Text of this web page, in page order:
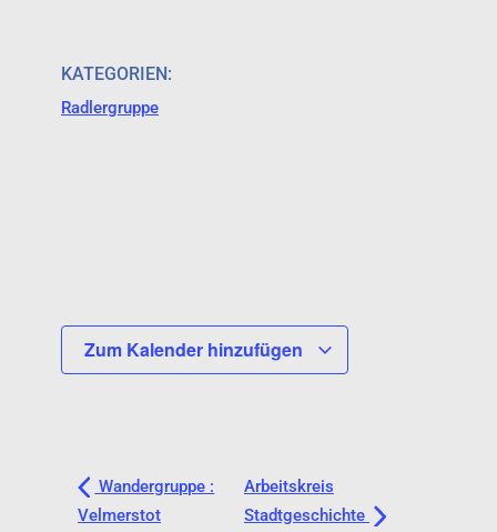
KATEGORIEN:
Radlergruppe
Zum Kalender hinzufügen
Wandergruppe :
Velmerstot
Arbeitskreis
Stadtgeschichte